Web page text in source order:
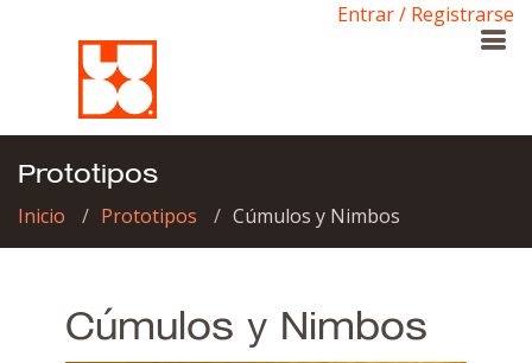
Entrar / Registrarse
Prototipos
Inicio Prototipos Cúmulos y Nimbos
Cúmulos y Nimbos